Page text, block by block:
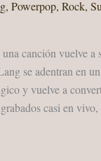
, Powerpop, Rock,
canción vuelve a
se adentran en
y vuelve a
casi en